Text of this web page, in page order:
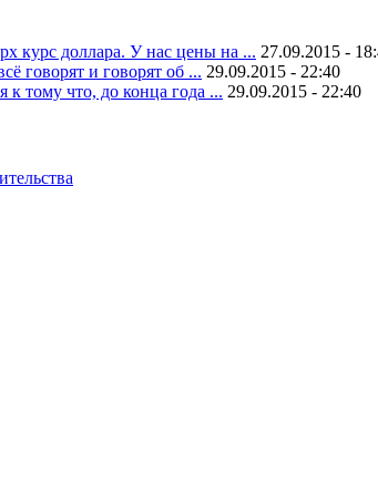
курс доллара. У нас цены на ... 27.09.2015 -
говорят и говорят об ... 29.09.2015 - 22:40
к тому что, до конца года ... 29.09.2015 - 22:40